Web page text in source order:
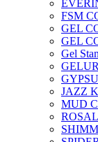
FSM
GEL
GEL
Gel
JAZZ
MUD